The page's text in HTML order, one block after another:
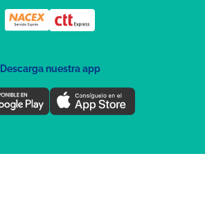
Descarga nuestra app